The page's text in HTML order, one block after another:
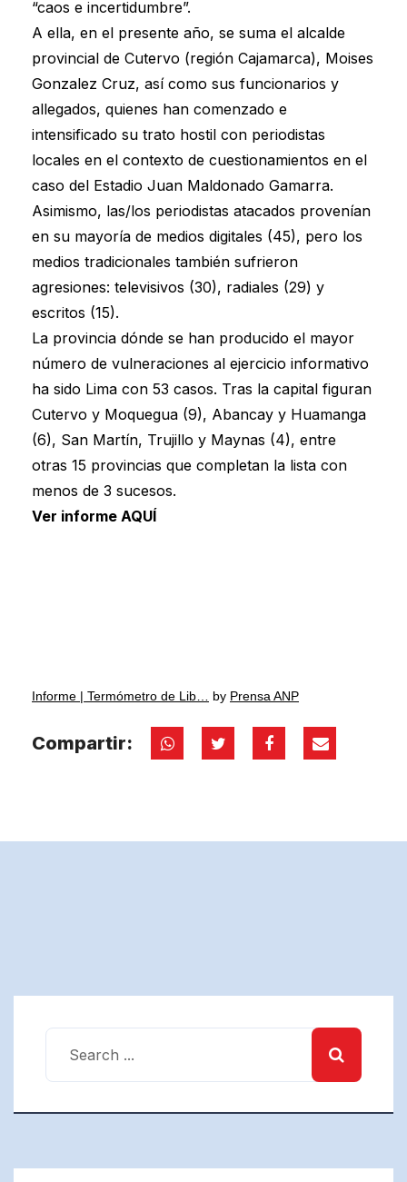
“caos e incertidumbre”.
A ella, en el presente año, se suma el alcalde
provincial de Cutervo (región Cajamarca), Moises
Gonzalez Cruz, así como sus funcionarios y
allegados, quienes han comenzado e
intensificado su trato hostil con periodistas
locales en el contexto de cuestionamientos en el
caso del Estadio Juan Maldonado Gamarra.
Asimismo, las/los periodistas atacados provenían
en su mayoría de medios digitales (45), pero los
medios tradicionales también sufrieron
agresiones: televisivos (30), radiales (29) y
escritos (15).
La provincia dónde se han producido el mayor
número de vulneraciones al ejercicio informativo
ha sido Lima con 53 casos. Tras la capital figuran
Cutervo y Moquegua (9), Abancay y Huamanga
(6), San Martín, Trujillo y Maynas (4), entre
otras 15 provincias que completan la lista con
menos de 3 sucesos.
Ver informe AQUÍ
Informe | Termómetro de Lib… by Prensa ANP
Compartir: